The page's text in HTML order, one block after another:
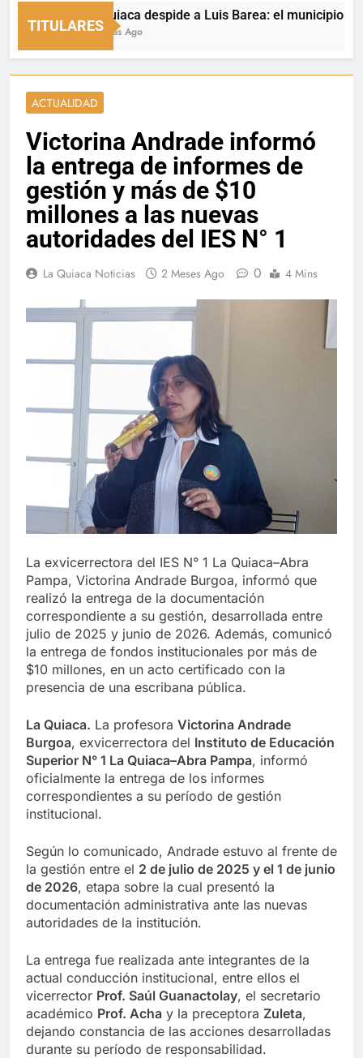
TITULARES
La Quiaca despide a Luis Barea: el municipio
18 Horas Ago
ACTUALIDAD
Victorina Andrade informó
la entrega de informes de
gestión y más de $10
millones a las nuevas
autoridades del IES N° 1
La Quiaca Noticias 2 Meses Ago 0 4 Mins
La exvicerrectora del IES N° 1 La Quiaca–Abra
Pampa, Victorina Andrade Burgoa, informó que
realizó la entrega de la documentación
correspondiente a su gestión, desarrollada entre
julio de 2025 y junio de 2026. Además, comunicó
la entrega de fondos institucionales por más de
$10 millones, en un acto certificado con la
presencia de una escribana pública.
La Quiaca. La profesora Victorina Andrade
Burgoa, exvicerrectora del Instituto de Educación
Superior N° 1 La Quiaca–Abra Pampa, informó
oficialmente la entrega de los informes
correspondientes a su período de gestión
institucional.
Según lo comunicado, Andrade estuvo al frente de
la gestión entre el 2 de julio de 2025 y el 1 de junio
de 2026, etapa sobre la cual presentó la
documentación administrativa ante las nuevas
autoridades de la institución.
La entrega fue realizada ante integrantes de la
actual conducción institucional, entre ellos el
vicerrector Prof. Saúl Guanactolay, el secretario
académico Prof. Acha y la preceptora Zuleta,
dejando constancia de las acciones desarrolladas
durante su período de responsabilidad.